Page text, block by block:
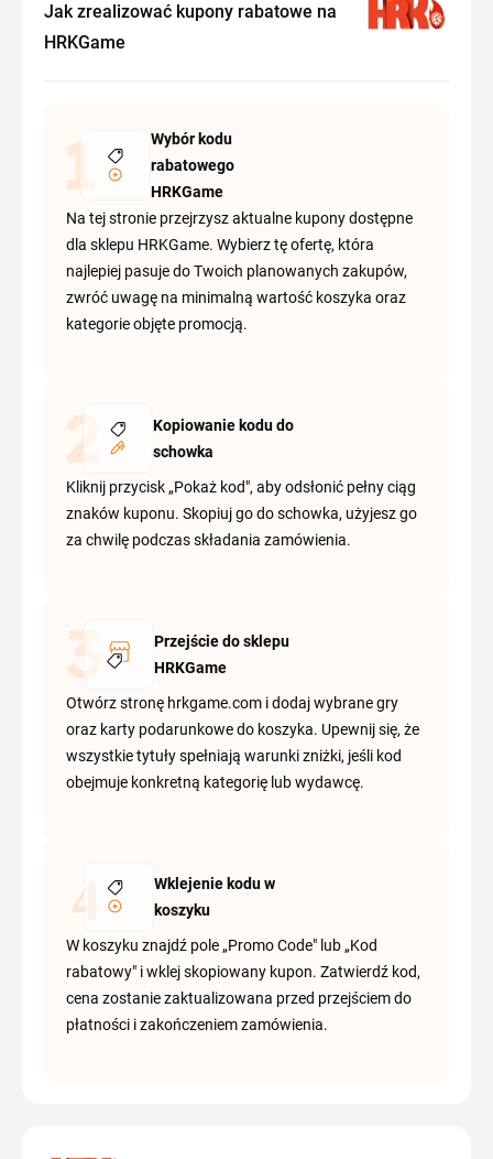
Jak zrealizować kupony rabatowe na
HRKGame
Wybór kodu
rabatowego
HRKGame
Na tej stronie przejrzysz aktualne kupony dostępne
dla sklepu HRKGame. Wybierz tę ofertę, która
najlepiej pasuje do Twoich planowanych zakupów,
zwróć uwagę na minimalną wartość koszyka oraz
kategorie objęte promocją.
Kopiowanie kodu do
schowka
Kliknij przycisk „Pokaż kod", aby odsłonić pełny ciąg
znaków kuponu. Skopiuj go do schowka, użyjesz go
za chwilę podczas składania zamówienia.
Przejście do sklepu
HRKGame
Otwórz stronę hrkgame.com i dodaj wybrane gry
oraz karty podarunkowe do koszyka. Upewnij się, że
wszystkie tytuły spełniają warunki zniżki, jeśli kod
obejmuje konkretną kategorię lub wydawcę.
Wklejenie kodu w
koszyku
W koszyku znajdź pole „Promo Code" lub „Kod
rabatowy" i wklej skopiowany kupon. Zatwierdź kod,
cena zostanie zaktualizowana przed przejściem do
płatności i zakończeniem zamówienia.